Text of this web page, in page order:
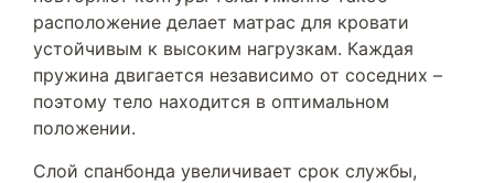
расположение делает матрас для кровати
устойчивым к высоким нагрузкам. Каждая
пружина двигается независимо от соседних –
поэтому тело находится в оптимальном
положении.
Слой спанбонда увеличивает срок службы,